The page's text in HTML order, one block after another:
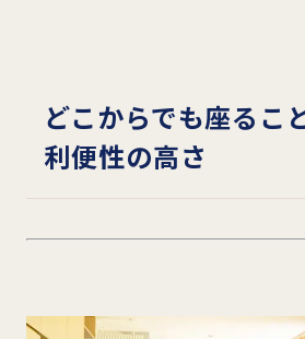
どこからでも座るこ
利便性の高さ